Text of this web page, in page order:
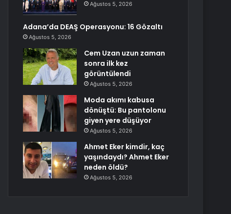
Ağustos 5, 2026
Adana’da DEAŞ Operasyonu: 16 Gözaltı
Ağustos 5, 2026
Cem Uzan uzun zaman
sonra ilk kez
görüntülendi
Ağustos 5, 2026
Moda akımı kabusa
dönüştü: Bu pantolonu
giyen yere düşüyor
Ağustos 5, 2026
Ahmet Eker kimdir, kaç
yaşındaydı? Ahmet Eker
neden öldü?
Ağustos 5, 2026